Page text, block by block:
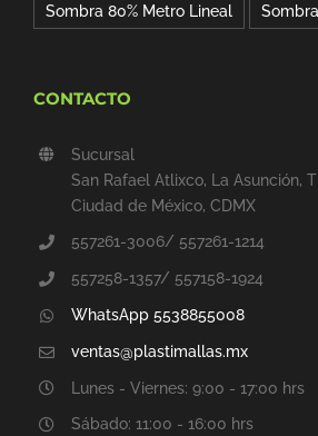
Sombra 80% Metro Lineal
CONTACTO
Sucursal
San Rafael Atlixco, La Asunción,
Ciudad de México, CDMX
557261-3006/ 557261-1214
557258-1357/ 557158-1924
WhatsApp 5538855008
ventas@plastimallas.mx
Lunes - Viernes: 9:00 - 17:00 hrs
Sábado: 11:00 - 16:00 hrs